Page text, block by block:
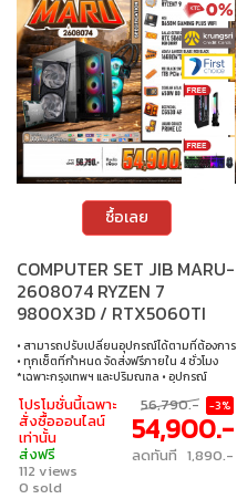
ซื้อเลย
COMPUTER SET JIB MARU-
2608074 RYZEN 7
9800X3D / RTX5060TI
8GB / B650 / 16GB DDR5 /
M.2 1TB
• สามารถปรับเปลี่ยนอุปกรณ์ได้ตามที่ต้องการ
• ทุกเซ็ตที่กำหนด จัดส่งฟรีภายใน 4 ชั่วโมง
*เฉพาะกรุงเทพฯ และปริมณฑล • อุปกรณ์
คอมพิวเตอร์เสียภายใน 30 วัน นับจากวันซื้อ
เปลี่ยนอุปกรณ์คอมพิวเตอร์ใหม่ให้ทันที
ภายใน 24 ชั่วโมง เฉพาะซื้อผ่าน JIB Online
เท่านั้น (เงื่อนไขเป็นไปตามที่กำหนด) • ผ่อน
สบายๆ 0% นาน 10 เดือน ทุกเซ็ต • บริการ
ซ่อมและตรวจเช็คอาการ ฟรี! ได้ที่เจไอบีกว่า 140
สาขา ทั่วประเทศ
โปรโมชั่นนี้เฉพาะ
สั่งซื้อออนไลน์
เท่านั้น
ส่งฟรี
112 views
0 sold
56,790.- -3%
54,900.-
ลดทันที 1,890.-